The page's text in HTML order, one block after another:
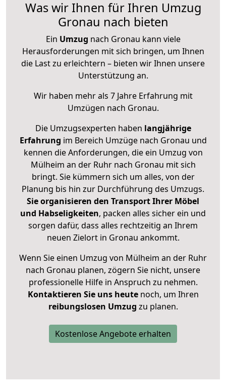
Was wir Ihnen für Ihren Umzug
Gronau nach bieten
Ein Umzug nach Gronau kann viele
Herausforderungen mit sich bringen, um Ihnen
die Last zu erleichtern – bieten wir Ihnen unsere
Unterstützung an.
Wir haben mehr als 7 Jahre Erfahrung mit
Umzügen nach Gronau.
Die Umzugsexperten haben langjährige
Erfahrung im Bereich Umzüge nach Gronau und
kennen die Anforderungen, die ein Umzug von
Mülheim an der Ruhr nach Gronau mit sich
bringt. Sie kümmern sich um alles, von der
Planung bis hin zur Durchführung des Umzugs.
Sie organisieren den Transport Ihrer Möbel
und Habseligkeiten, packen alles sicher ein und
sorgen dafür, dass alles rechtzeitig an Ihrem
neuen Zielort in Gronau ankommt.
Wenn Sie einen Umzug von Mülheim an der Ruhr
nach Gronau planen, zögern Sie nicht, unsere
professionelle Hilfe in Anspruch zu nehmen.
Kontaktieren Sie uns heutenoch, um Ihren
reibungslosen Umzug zu planen.
Kostenlose Angebote erhalten